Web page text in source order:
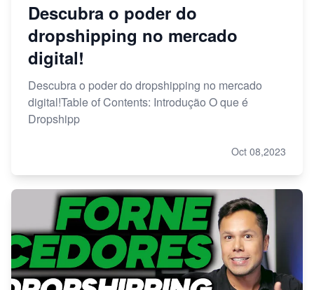
Descubra o poder do
dropshipping no mercado
digital!
Descubra o poder do dropshipping no mercado
digital!Table of Contents: Introdução O que é
Dropshipp
Oct 08,2023